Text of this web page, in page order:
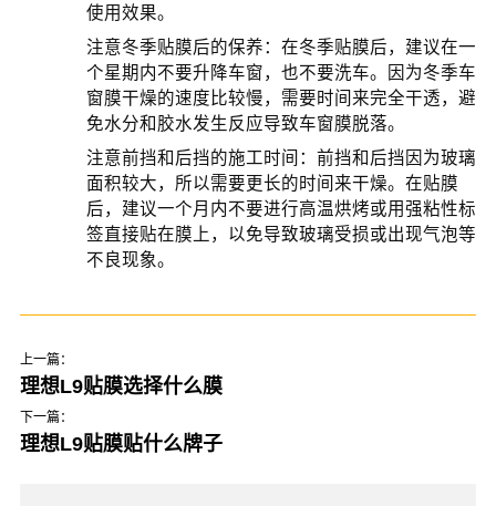
使用效果。
注意冬季贴膜后的保养：在冬季贴膜后，建议在一
个星期内不要升降车窗，也不要洗车。因为冬季车
窗膜干燥的速度比较慢，需要时间来完全干透，避
免水分和胶水发生反应导致车窗膜脱落。
注意前挡和后挡的施工时间：前挡和后挡因为玻璃
面积较大，所以需要更长的时间来干燥。在贴膜
后，建议一个月内不要进行高温烘烤或用强粘性标
签直接贴在膜上，以免导致玻璃受损或出现气泡等
不良现象。
上一篇：
理想L9贴膜选择什么膜
下一篇：
理想L9贴膜贴什么牌子